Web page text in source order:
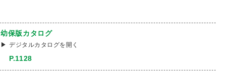
幼保版カタログ
デジタルカタログを開く
P.1128